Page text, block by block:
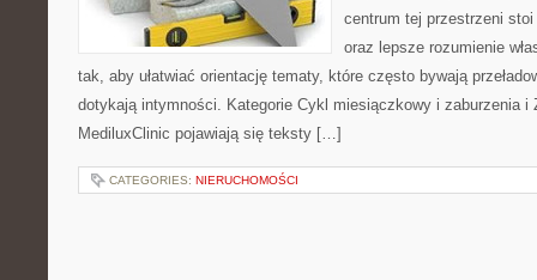
centrum tej przestrzeni
oraz lepsze rozumienie
tak, aby ułatwiać orientację tematy, które często bywają
dotykają intymności. Kategorie Cykl miesiączkowy i zaburzenia i
MediluxClinic pojawiają się teksty […]
CATEGORIES: NIERUCHOMOŚCI